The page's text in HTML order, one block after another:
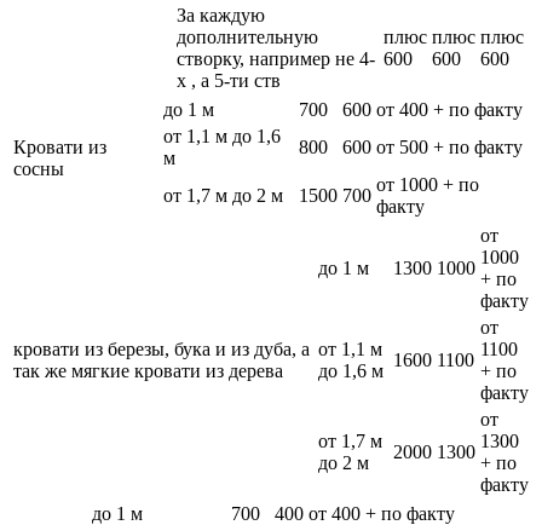
За каждую
дополнительную
створку, например не 4-
х , а 5-ти ств
плюс
600
плюс
600
плюс
600
Кровати из
сосны
до 1 м 700 600 от 400 + по факту
от 1,1 м до 1,6
м
800 600 от 500 + по факту
от 1,7 м до 2 м 1500 700
от 1000 + по
факту
кровати из березы, бука и из дуба, а
так же мягкие кровати из дерева
до 1 м 1300 1000
от
1000
+ по
факту
от 1,1 м
до 1,6 м
1600 1100
от
1100
+ по
факту
от 1,7 м
до 2 м
2000 1300
от
1300
+ по
факту
до 1 м 700 400 от 400 + по факту